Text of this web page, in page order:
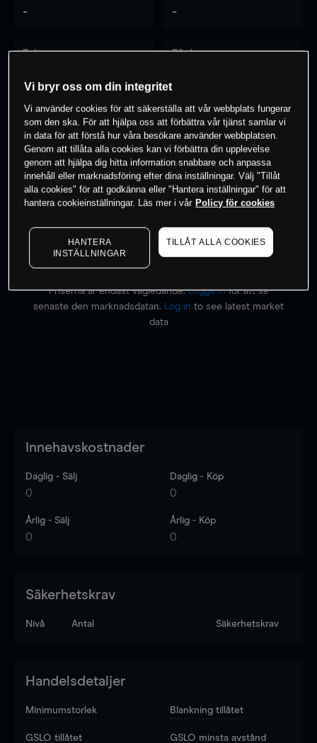
- -
7 dagar 30 dagar
0% av kunderna har en position i detta
instrument
Börja handla
Priserna är endast vägledande.Logga inför att se
senaste den marknadsdatan.
Log in to see latest market
data
Innehavskostnader
Daglig - Sälj
0
Daglig - Köp
0
Årlig - Sälj
0
Årlig - Köp
0
Säkerhetskrav
Nivå Antal Säkerhetskrav
Handelsdetaljer
Minimumstorlek Blankning tillåtet
GSLO tillåtet GSLO minsta avstånd
Vi bryr oss om din integritet
Vi använder cookies för att säkerställa att vår webbplats fungerar
som den ska. För att hjälpa oss att förbättra vår tjänst samlar vi
in data för att förstå hur våra besökare använder webbplatsen.
Genom att tillåta alla cookies kan vi förbättra din upplevelse
genom att hjälpa dig hitta information snabbare och anpassa
innehåll eller marknadsföring efter dina inställningar. Välj "Tillåt
alla cookies" för att godkänna eller "Hantera inställningar" för att
hantera cookieinställningar. Läs mer i vår Policy för cookies
HANTERA
INSTÄLLNINGAR
TILLÅT ALLA COOKIES